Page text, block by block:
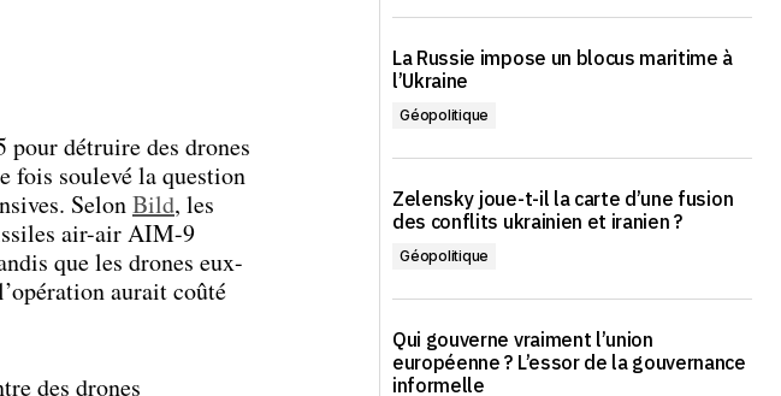
détruire des drones
fois soulevé la question
SelonBild, les
air-air AIM-9
que les drones eux-
aurait coûté
des drones
La Russie impose un blocus maritime à
l’Ukraine
Géopolitique
Zelensky joue-t-il la carte d’une fusion
des conflits ukrainien et iranien ?
Géopolitique
Qui gouverne vraiment l’union
européenne ? L’essor de la gouvernance
informelle